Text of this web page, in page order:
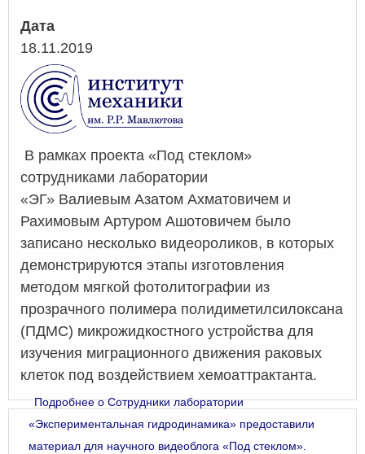
Дата
18.11.2019
В рамках проекта «Под стеклом»
сотрудниками лаборатории
«ЭГ» Валиевым Азатом Ахматовичем и
Рахимовым Артуром Ашотовичем было
записано несколько видеороликов, в которых
демонстрируются этапы изготовления
методом мягкой фотолитографии из
прозрачного полимера полидиметилсилоксана
(ПДМС) микрожидкостного устройства для
изучения миграционного движения раковых
клеток под воздействием хемоаттрактанта.
Подробнеео Сотрудники лаборатории
«Экспериментальная гидродинамика» предоставили
материал для научного видеоблога «Под стеклом».